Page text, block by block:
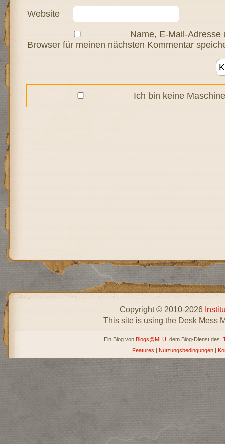
Website
Name, E-Mail-Adresse
Browser für meinen nächsten Kommentar
Ich bin keine
Copyright © 2010-2026
This site is using the Desk Mess
Ein Blog von Blogs@MLU, dem Blog-Dienst des
Features | Nutzungsbedingungen |